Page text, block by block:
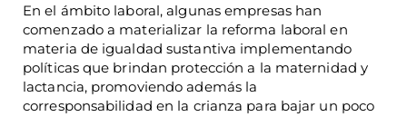
En el ámbito laboral, algunas empresas han
comenzado a materializar la reforma laboral en
materia de igualdad sustantiva implementando
políticas que brindan protección a la maternidad y
lactancia, promoviendo además la
corresponsabilidad en la crianza para bajar un poco